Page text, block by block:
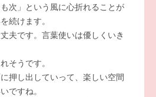
次」という風に心折れることが
続けます。
夫です。言葉使いは優しくいき
そうです。
押し出していって、楽しい空間
ですね。